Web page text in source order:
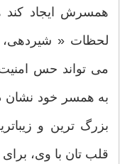
همسرش ایجاد کند
لحظات « شیردهی،
می تواند حس
به همسر خود نشان
بزرگ ترین و
قلب تان با وی،